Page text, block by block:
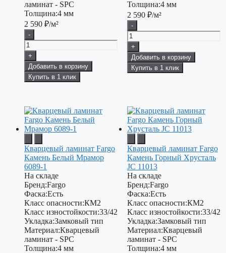
ламинат - SPC
Толщина:4 мм
2 590 ₽/м²
-
+
Добавить в корзину
Купить в 1 клик
Толщина:4 мм
2 590 ₽/м²
-
+
Добавить в корзину
Купить в 1 клик
Кварцевый ламинат Fargo
Камень Белый Мрамор
6089-1
На складе
Бренд:Fargo
Фаска:Есть
Класс опасности:КМ2
Класс изностойкости:33/42
Укладка:Замковый тип
Материал:Кварцевый
ламинат - SPC
Толщина:4 мм
Кварцевый ламинат Fargo
Камень Горный Хрусталь
JC 11013
На складе
Бренд:Fargo
Фаска:Есть
Класс опасности:КМ2
Класс изностойкости:33/42
Укладка:Замковый тип
Материал:Кварцевый
ламинат - SPC
Толщина:4 мм